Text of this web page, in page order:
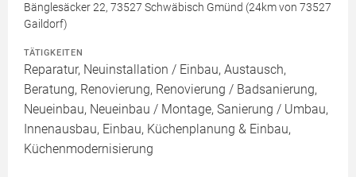
Bänglesäcker 22, 73527 Schwäbisch Gmünd (24km von 73527
Gaildorf)
TÄTIGKEITEN
Reparatur, Neuinstallation / Einbau, Austausch,
Beratung, Renovierung, Renovierung / Badsanierung,
Neueinbau, Neueinbau / Montage, Sanierung / Umbau,
Innenausbau, Einbau, Küchenplanung & Einbau,
Küchenmodernisierung